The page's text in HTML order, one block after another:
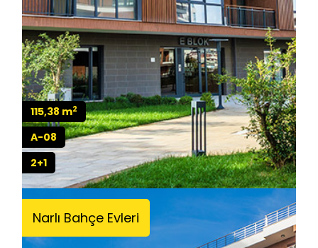
115,38 m2
A-08
2+1
Narlı Bahçe Evleri